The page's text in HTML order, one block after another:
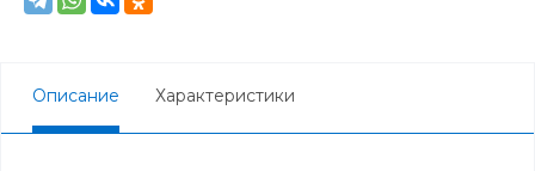
Описание Характеристики